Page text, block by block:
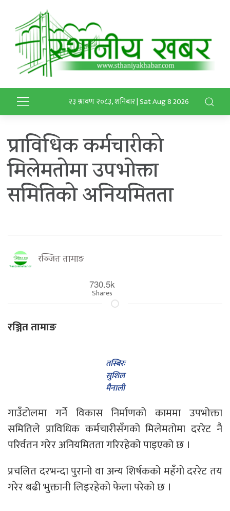
२३ श्रावण २०८३, शनिबार | Sat Aug 8 2026
प्राविधिक कर्मचारीको
मिलेमतोमा उपभोक्ता
समितिको अनियमितता
रञ्जित तामाङ
730.5k
Shares
रञ्जित तामाङ
तस्बिरः
सुशिल
मैनाली
गाउँटोलमा गर्ने विकास निर्माणको काममा उपभोक्ता
समितिले प्राविधिक कर्मचारीसँगको मिलेमतोमा दररेट नै
परिर्वतन गरेर अनियमितता गरिरहेको पाइएको छ ।
प्रचलित दरभन्दा पुरानो वा अन्य शिर्षकको महँगो दररेट तय
गरेर बढी भुक्तानी लिइरहेको फेला परेको छ ।